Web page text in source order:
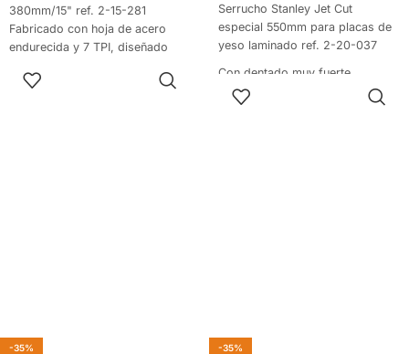
380mm/15" ref. 2-15-281
Fabricado con hoja de acero
endurecida y 7 TPI, diseñado
tableros o PVC. Mango
Serrucho Stanley Jet Cut
especial 550mm para placas de
yeso laminado ref. 2-20-037
Con dentado muy fuerte
especialmente diseñado para
cortes manuales en placas de
-35% -35%